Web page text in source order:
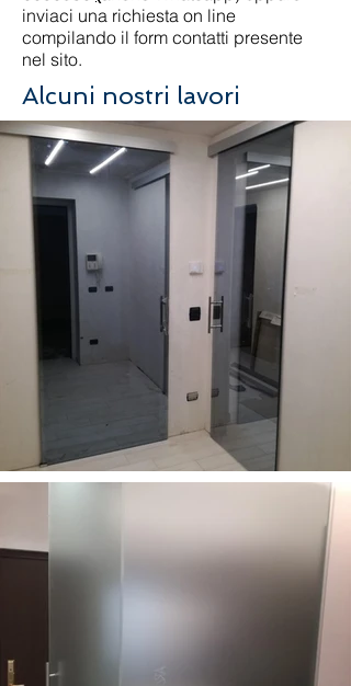
inviaci una richiesta on line
compilando il form contatti presente
nel sito.
Alcuni nostri lavori